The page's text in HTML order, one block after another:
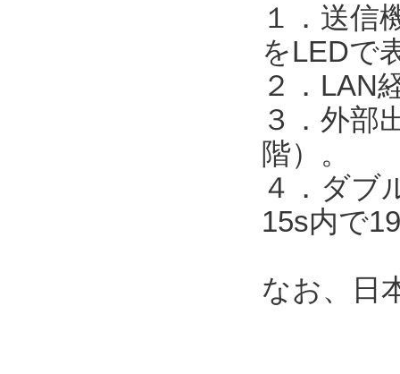
１．送信
をLEDで
２．LAN
３．外部
階）。
４．ダブ
15s内で
なお、日